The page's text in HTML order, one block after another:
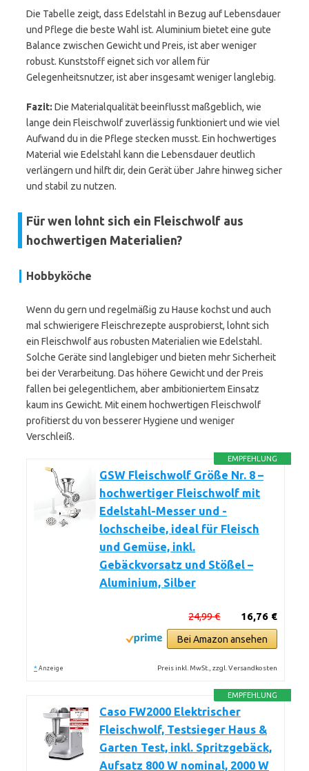
Die Tabelle zeigt, dass Edelstahl in Bezug auf Lebensdauer
und Pflege die beste Wahl ist. Aluminium bietet eine gute
Balance zwischen Gewicht und Preis, ist aber weniger
robust. Kunststoff eignet sich vor allem für
Gelegenheitsnutzer, ist aber insgesamt weniger langlebig.
Fazit: Die Materialqualität beeinflusst maßgeblich, wie
lange dein Fleischwolf zuverlässig funktioniert und wie viel
Aufwand du in die Pflege stecken musst. Ein hochwertiges
Material wie Edelstahl kann die Lebensdauer deutlich
verlängern und hilft dir, dein Gerät über Jahre hinweg sicher
und stabil zu nutzen.
Für wen lohnt sich ein Fleischwolf aus
hochwertigen Materialien?
Hobbyköche
Wenn du gern und regelmäßig zu Hause kochst und auch
mal schwierigere Fleischrezepte ausprobierst, lohnt sich
ein Fleischwolf aus robusten Materialien wie Edelstahl.
Solche Geräte sind langlebiger und bieten mehr Sicherheit
bei der Verarbeitung. Das höhere Gewicht und der Preis
fallen bei gelegentlichem, aber ambitioniertem Einsatz
kaum ins Gewicht. Mit einem hochwertigen Fleischwolf
profitierst du von besserer Hygiene und weniger
Verschleiß.
EMPFEHLUNG
GSW Fleischwolf Größe Nr. 8 –
hochwertiger Fleischwolf mit
Edelstahl-Messer und -
lochscheibe, ideal für Fleisch
und Gemüse, inkl.
Gebäckvorsatz und Stößel –
Aluminium, Silber
16,76 €
24,99 €
Bei Amazon ansehen
* Anzeige Preis inkl. MwSt., zzgl. Versandkosten
EMPFEHLUNG
Caso FW2000 Elektrischer
Fleischwolf, Testsieger Haus &
Garten Test, inkl. Spritzgebäck,
Aufsatz 800 W nominal, 2000 W